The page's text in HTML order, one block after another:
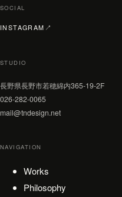
SOCIAL
INSTAGRAM ↗
（新しいタブで開く）
STUDIO
長野県長野市若穂綿内365-19-2F
026-282-0065
mail@tndesign.net
NAVIGATION
Works
Philosophy